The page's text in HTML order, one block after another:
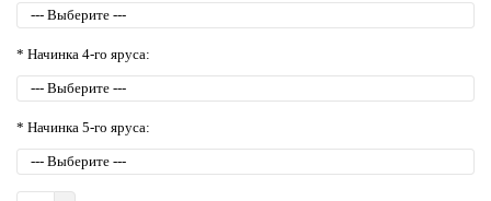
* Начинка 4-го яруса:
* Начинка 5-го яруса: